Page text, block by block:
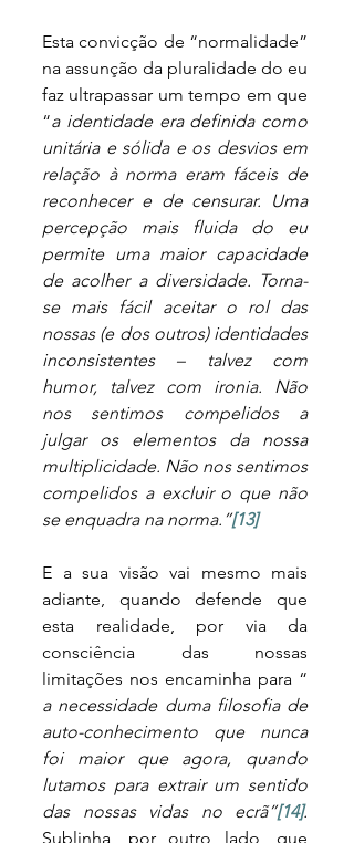
Esta convicção de “normalidade”
na assunção da pluralidade do eu
faz ultrapassar um tempo em que
“a identidade era definida como
unitária e sólida e os desvios em
relação à norma eram fáceis de
reconhecer e de censurar. Uma
percepção mais fluida do eu
permite uma maior capacidade
de acolher a diversidade. Torna-
se mais fácil aceitar o rol das
nossas (e dos outros) identidades
inconsistentes – talvez com
humor, talvez com ironia. Não
nos sentimos compelidos a
julgar os elementos da nossa
multiplicidade. Não nos sentimos
compelidos a excluir o que não
se enquadra na norma.”[13]
E a sua visão vai mesmo mais
adiante, quando defende que
esta realidade, por via da
consciência das nossas
a necessidade duma filosofia de
auto-conhecimento que nunca
foi maior que agora, quando
lutamos para extrair um sentido
das nossas vidas no ecrã”[14].
Sublinha, por outro lado, que